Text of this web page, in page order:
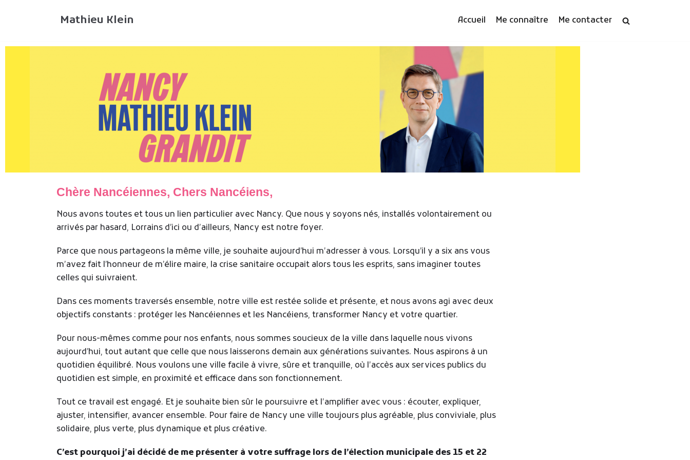
Mathieu Klein Accueil Me connaître Me contacter
Chère Nancéiennes, Chers Nancéiens,
Nous avons toutes et tous un lien particulier avec Nancy. Que nous y soyons nés, installés volontairement ou
arrivés par hasard, Lorrains d’ici ou d’ailleurs, Nancy est notre foyer.
Parce que nous partageons la même ville, je souhaite aujourd’hui m’adresser à vous. Lorsqu’il y a six ans vous
m’avez fait l’honneur de m’élire maire, la crise sanitaire occupait alors tous les esprits, sans imaginer toutes
celles qui suivraient.
Dans ces moments traversés ensemble, notre ville est restée solide et présente, et nous avons agi avec deux
objectifs constants : protéger les Nancéiennes et les Nancéiens, transformer Nancy et votre quartier.
Pour nous-mêmes comme pour nos enfants, nous sommes soucieux de la ville dans laquelle nous vivons
aujourd’hui, tout autant que celle que nous laisserons demain aux générations suivantes. Nous aspirons à un
quotidien équilibré. Nous voulons une ville facile à vivre, sûre et tranquille, où l’accès aux services publics du
quotidien est simple, en proximité et efficace dans son fonctionnement.
Tout ce travail est engagé. Et je souhaite bien sûr le poursuivre et l’amplifier avec vous : écouter, expliquer,
ajuster, intensifier, avancer ensemble. Pour faire de Nancy une ville toujours plus agréable, plus conviviale, plus
solidaire, plus verte, plus dynamique et plus créative.
C’est pourquoi j’ai décidé de me présenter à votre suffrage lors de l’élection municipale des 15 et 22